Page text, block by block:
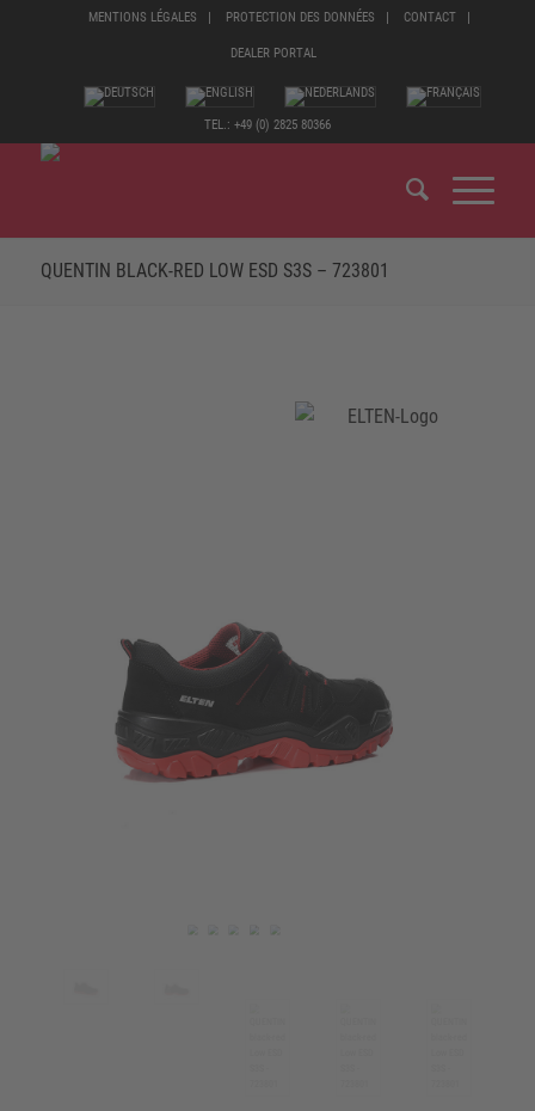
MENTIONS LÉGALES PROTECTION DES DONNÉES CONTACT
DEALER PORTAL
TEL.: +49 (0) 2825 80366
QUENTIN BLACK-RED LOW ESD S3S – 723801